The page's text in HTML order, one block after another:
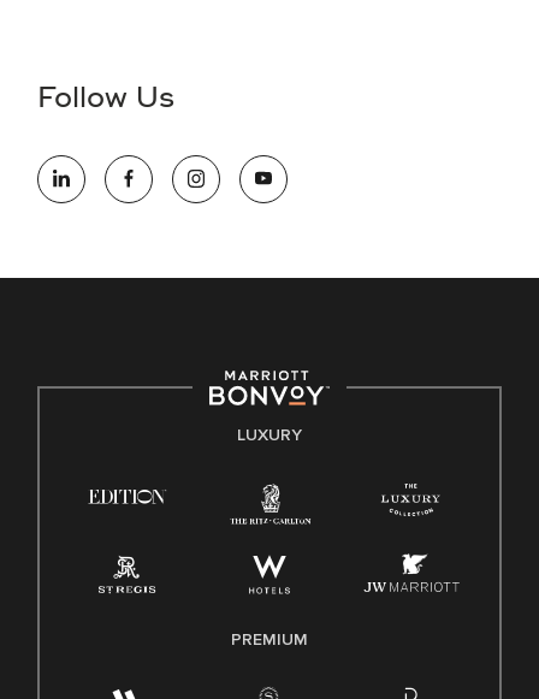
information (this is for US jobs only).
opportunity employer, welcoming all and providing access to
opportunity. We actively foster an environment where the
E-Verify English/Spanish
Family And Medical Leave Act (FMLA)
Follow Us
LUXURY
PREMIUM